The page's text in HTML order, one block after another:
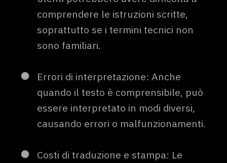
comprendere le istruzioni scritte,
soprattutto se i termini tecnici non
sono familiari.
Errori di interpretazione: Anche
quando il testo è comprensibile, può
essere interpretato in modi diversi,
causando errori o malfunzionamenti.
Costi di traduzione e stampa: Le